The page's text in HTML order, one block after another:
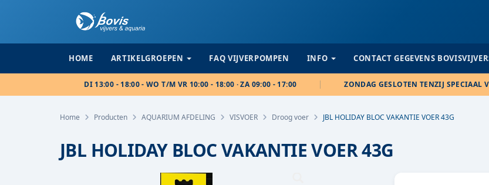
HOME ARTIKELGROEPEN FAQ VIJVERPOMPEN INFO CONTACT GEGEVENS
DI 13:00 - 18:00 - WO T/M VR 10:00 - 18:00 · ZA 09:00 - 17:00 ZONDAG GESLOTEN TENZIJ SPECIAAL
Home Producten AQUARIUM AFDELING VISVOER Droog voer JBL HOLIDAY BLOC VAKANTIE VOER 43G
JBL HOLIDAY BLOC VAKANTIE VOER 43G